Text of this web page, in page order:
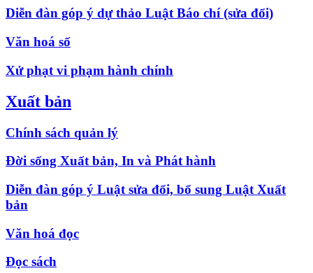
Diễn đàn góp ý dự thảo Luật Báo chí (sửa đổi)
Văn hoá số
Xử phạt vi phạm hành chính
Xuất bản
Chính sách quản lý
Đời sống Xuất bản, In và Phát hành
Diễn đàn góp ý Luật sửa đổi, bổ sung Luật Xuất
bản
Văn hoá đọc
Đọc sách